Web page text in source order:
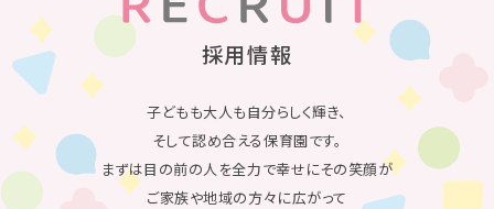
採用情報
子どもも大人も自分らしく輝き、
そして認め合える保育園です。
まずは目の前の人を全力で幸せにその笑顔が
ご家族や地域の方々に広がって